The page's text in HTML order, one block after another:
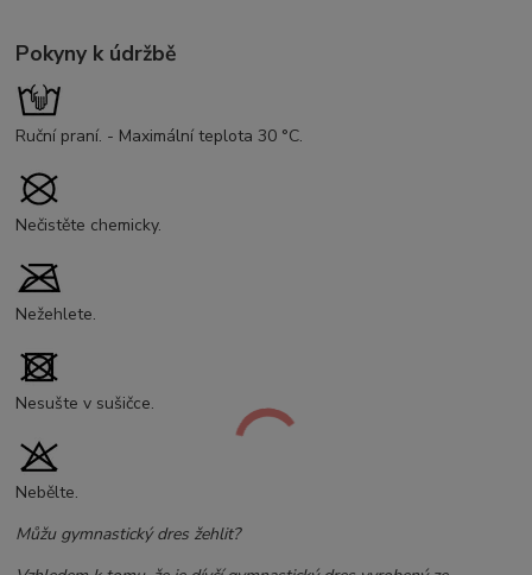
Pokyny k údržbě
Ruční praní. - Maximální teplota 30 °C.
Nečistěte chemicky.
Nežehlete.
Nesušte v sušičce.
Nebělte.
Můžu gymnastický dres žehlit?